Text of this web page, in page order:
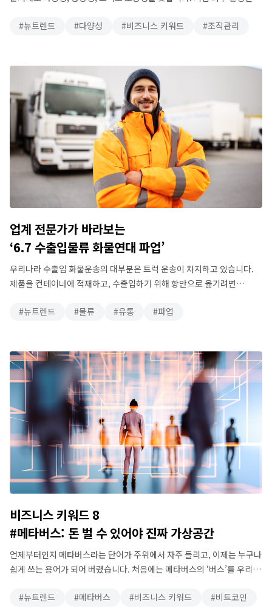
뉴트렌드 다양성 비즈니스 키워드 조직관리
도출한 실무적인 실천방안을 의미합니다. 즉, 시장에서의 다양성과
용어입니다. 원래 이 개념은 다분히 정치적으로, 미국 기업에서는 오래
뉴트렌드 물류 유통 파업
업계 전문가가 바라보는
‘6.7 수출입물류 화물연대 파업’
우리나라 수출입 화물운송의 대부분은 트럭 운송이 차지하고 있습니다.
제품을 컨테이너에 적재하고, 수출입하기 위해 항만으로 옮기려면
수송하기도 하지만, 비중이 적은데다 여기에도 육상 운송이 반드시
분들이 바로 컨테이너 트럭기사입니다. 그 중 화물연대에 가입한 기사와
일부 …
뉴트렌드 메타버스 비즈니스 키워드 비트코인
비즈니스 키워드 8
#메타버스: 돈 벌 수 있어야 진짜 가상공간
언제부터인지 메타버스라는 단어가 주위에서 자주 들리고, 이제는 누구나
쉽게 쓰는 용어가 되어 버렸습니다. 처음에는 메타버스의 ‘버스’를 우리가
경우도 제법 있었지만, 이제 그런 오해는 거의 사라진 듯합니다. 하지만